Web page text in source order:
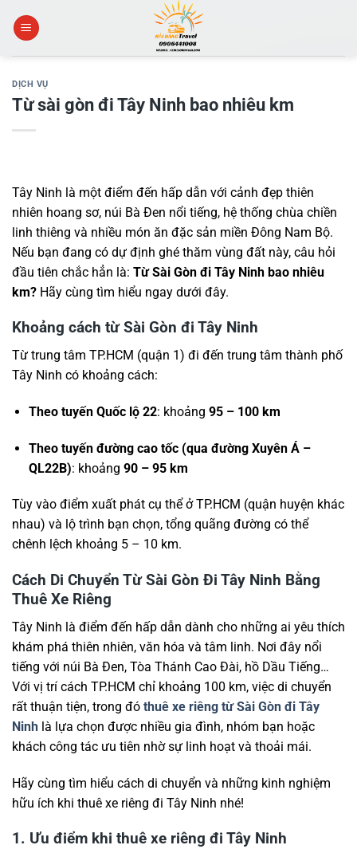
DỊCH VỤ
Từ sài gòn đi Tây Ninh bao nhiêu km
Tây Ninh là một điểm đến hấp dẫn với cảnh đẹp thiên
nhiên hoang sơ, núi Bà Đen nổi tiếng, hệ thống chùa chiền
linh thiêng và nhiều món ăn đặc sản miền Đông Nam Bộ.
Nếu bạn đang có dự định ghé thăm vùng đất này, câu hỏi
đầu tiên chắc hẳn là: Từ Sài Gòn đi Tây Ninh bao nhiêu
km? Hãy cùng tìm hiểu ngay dưới đây.
Khoảng cách từ Sài Gòn đi Tây Ninh
Từ trung tâm TP.HCM (quận 1) đi đến trung tâm thành phố
Tây Ninh có khoảng cách:
Theo tuyến Quốc lộ 22: khoảng 95 – 100 km
Theo tuyến đường cao tốc (qua đường Xuyên Á –
QL22B): khoảng 90 – 95 km
Tùy vào điểm xuất phát cụ thể ở TP.HCM (quận huyện khác
nhau) và lộ trình bạn chọn, tổng quãng đường có thể
chênh lệch khoảng 5 – 10 km.
Cách Di Chuyển Từ Sài Gòn Đi Tây Ninh Bằng
Thuê Xe Riêng
Tây Ninh là điểm đến hấp dẫn dành cho những ai yêu thích
khám phá thiên nhiên, văn hóa và tâm linh. Nơi đây nổi
tiếng với núi Bà Đen, Tòa Thánh Cao Đài, hồ Dầu Tiếng…
Với vị trí cách TP.HCM chỉ khoảng 100 km, việc di chuyển
rất thuận tiện, trong đó thuê xe riêng từ Sài Gòn đi Tây
Ninh là lựa chọn được nhiều gia đình, nhóm bạn hoặc
khách công tác ưu tiên nhờ sự linh hoạt và thoải mái.
Hãy cùng tìm hiểu cách di chuyển và những kinh nghiệm
hữu ích khi thuê xe riêng đi Tây Ninh nhé!
1. Ưu điểm khi thuê xe riêng đi Tây Ninh